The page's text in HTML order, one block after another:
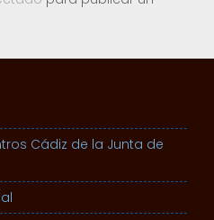
Cádiz de la Junta de